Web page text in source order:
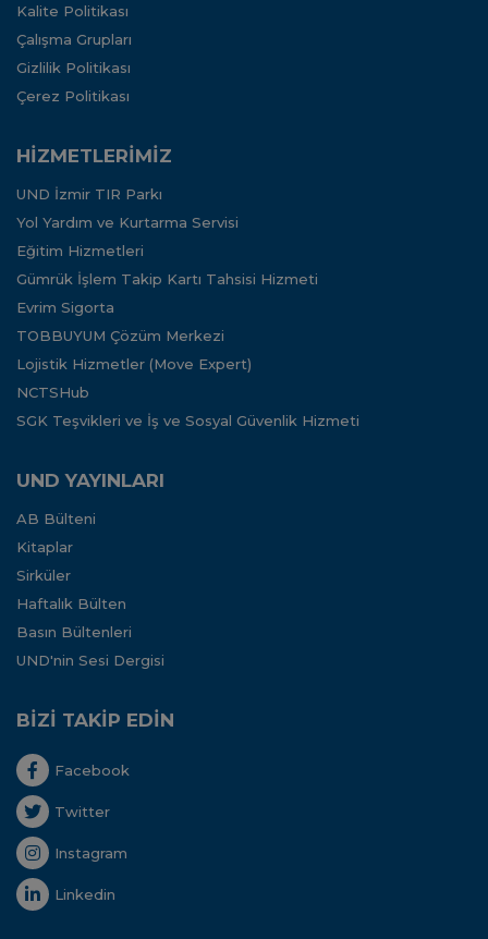
Kalite Politikası
Çalışma Grupları
Gizlilik Politikası
Çerez Politikası
HİZMETLERİMİZ
UND İzmir TIR Parkı
Yol Yardım ve Kurtarma Servisi
Eğitim Hizmetleri
Gümrük İşlem Takip Kartı Tahsisi Hizmeti
Evrim Sigorta
TOBBUYUM Çözüm Merkezi
Lojistik Hizmetler (Move Expert)
NCTSHub
SGK Teşvikleri ve İş ve Sosyal Güvenlik Hizmeti
UND YAYINLARI
AB Bülteni
Kitaplar
Sirküler
Haftalık Bülten
Basın Bültenleri
UND'nin Sesi Dergisi
BİZİ TAKİP EDİN
Facebook
Twitter
Instagram
Linkedin